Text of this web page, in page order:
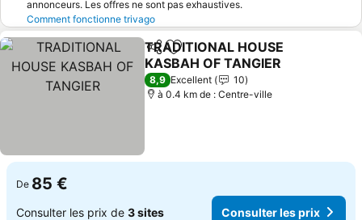
annonceurs. Les offres ne sont pas exhaustives.
Comment fonctionne trivago
PartagerAjouter à mes favoris
TRADITIONAL HOUSE
KASBAH OF TANGIER
Consulter les prix
8,9 Excellent
10
à 0.4 km de : Centre-ville
De 85 €
Consulter les prix de 3 sites Consulter les prix